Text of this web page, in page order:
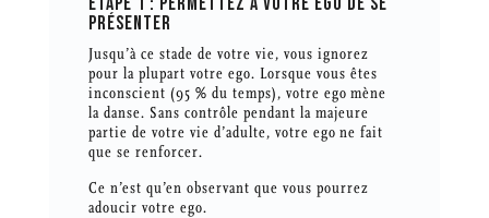
PRÉSENTER
Jusqu’à ce stade de votre vie, vous ignorez
pour la plupart votre ego. Lorsque vous êtes
inconscient (95 % du temps), votre ego mène
la danse. Sans contrôle pendant la majeure
partie de votre vie d’adulte, votre ego ne fait
que se renforcer.
Ce n’est qu’en observant que vous pourrez
adoucir votre ego.